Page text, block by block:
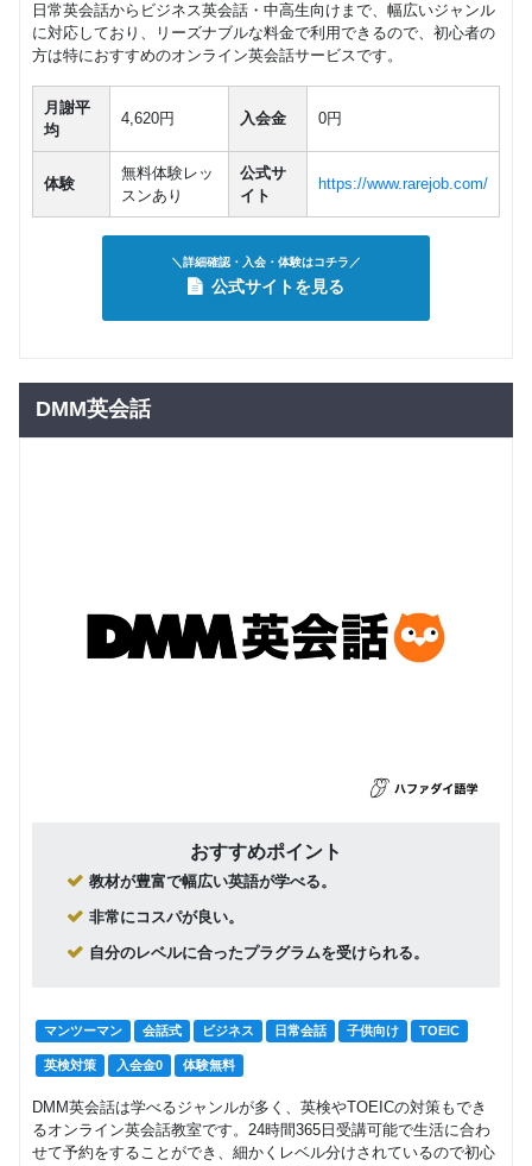
日常英会話からビジネス英会話・中高生向けまで、幅広いジャンル
に対応しており、リーズナブルな料金で利用できるので、初心者の
方は特におすすめのオンライン英会話サービスです。
月謝平
均
4,620円 入会金 0円
体験
無料体験レッ
スンあり
公式サ
イト
https://www.rarejob.com/
＼詳細確認・入会・体験はコチラ／
公式サイトを見る
DMM英会話
おすすめポイント
教材が豊富で幅広い英語が学べる。
非常にコスパが良い。
自分のレベルに合ったプラグラムを受けられる。
マンツーマン 会話式 ビジネス 日常会話 子供向け TOEIC
英検対策 入会金0 体験無料
DMM英会話は学べるジャンルが多く、英検やTOEICの対策もでき
るオンライン英会話教室です。24時間365日受講可能で生活に合わ
せて予約をすることができ、細かくレベル分けされているので初心